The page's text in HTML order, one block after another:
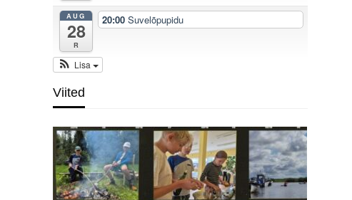
AUG
28
R
20:00 Suvelõpupidu
Lisa
Viited